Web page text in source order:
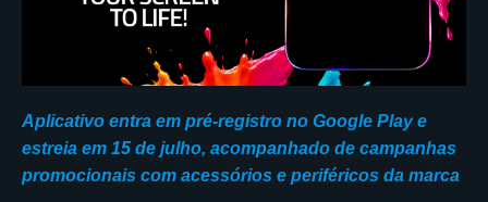
Aplicativo entra em pré-registro no Google Play e
estreia em 15 de julho, acompanhado de campanhas
promocionais com acessórios e periféricos da marca